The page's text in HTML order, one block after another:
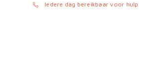
Iedere dag bereikbaar voor hulp